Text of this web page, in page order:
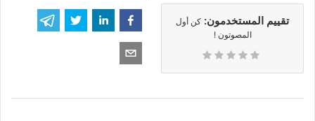
تقييم المستخدمون: كن أول
المصوتون !